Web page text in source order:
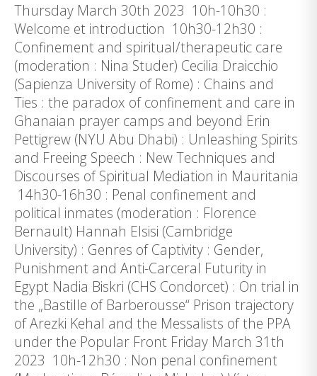
Thursday March 30th 2023 10h-10h30 :
Welcome et introduction 10h30-12h30 :
Confinement and spiritual/therapeutic care
(moderation : Nina Studer) Cecilia Draicchio
(Sapienza University of Rome) : Chains and
Ties : the paradox of confinement and care in
Ghanaian prayer camps and beyond Erin
Pettigrew (NYU Abu Dhabi) : Unleashing Spirits
and Freeing Speech : New Techniques and
Discourses of Spiritual Mediation in Mauritania
14h30-16h30 : Penal confinement and
political inmates (moderation : Florence
Bernault) Hannah Elsisi (Cambridge
University) : Genres of Captivity : Gender,
Punishment and Anti-Carceral Futurity in
Egypt Nadia Biskri (CHS Condorcet) : On trial in
the „Bastille of Barberousse“ Prison trajectory
of Arezki Kehal and the Messalists of the PPA
under the Popular Front Friday March 31th
2023 10h-12h30 : Non penal confinement